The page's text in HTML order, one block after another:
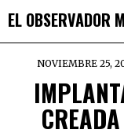
EL OBSERVADOR
NOVIEMBRE 25,